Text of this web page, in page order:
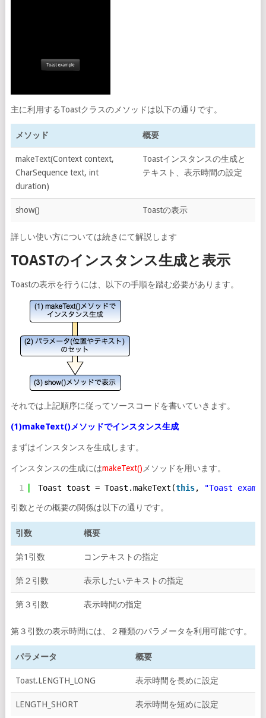
主に利用するToastクラスのメソッドは以下の通りです。
メソッド 概要
makeText(Context context,
CharSequence text, int
duration)
Toastインスタンスの生成と
テキスト、表示時間の設定
show() Toastの表示
詳しい使い方については続きにて解説します
TOASTのインスタンス生成と表示
Toastの表示を行うには、以下の手順を踏む必要があります。
それでは上記順序に従ってソースコードを書いていきます。
(1)makeText()メソッドでインスタンス生成
まずはインスタンスを生成します。
インスタンスの生成にはmakeText() メソッドを用います。
1 Toast toast = Toast.makeText(this, "Toast
引数とその概要の関係は以下の通りです。
引数 概要
第1引数 コンテキストの指定
第２引数 表示したいテキストの指定
第３引数 表示時間の指定
第３引数の表示時間には、２種類のパラメータを利用可能です。
パラメータ 概要
Toast.LENGTH_LONG 表示時間を長めに設定
LENGTH_SHORT 表示時間を短めに設定